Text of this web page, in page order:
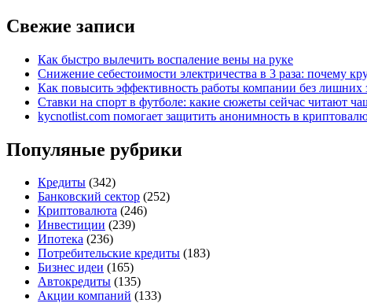
Свежие записи
Как быстро вылечить воспаление вены на руке
Снижение себестоимости электричества в 3 раза: почему
Как повысить эффективность работы компании без лишних
Ставки на спорт в футболе: какие сюжеты сейчас читают
kycnotlist.com помогает защитить анонимность в
Популяные рубрики
Кредиты (342)
Банковский сектор (252)
Криптовалюта (246)
Инвестиции (239)
Ипотека (236)
Потребительские кредиты (183)
Бизнес идеи (165)
Автокредиты (135)
Акции компаний (133)